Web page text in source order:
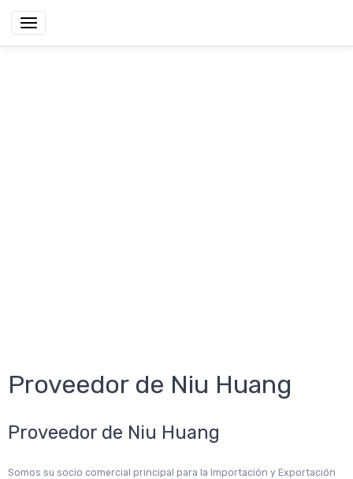
Proveedor de Niu Huang
Proveedor de Niu Huang
Somos su socio comercial principal para la Importación y Exportación